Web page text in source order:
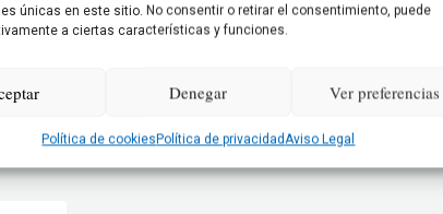
únicas en este sitio. No consentir o retirar el consentimiento, puede
a ciertas características y funciones.
Denegar Ver preferencias
Política de cookiesPolítica de privacidadAviso Legal